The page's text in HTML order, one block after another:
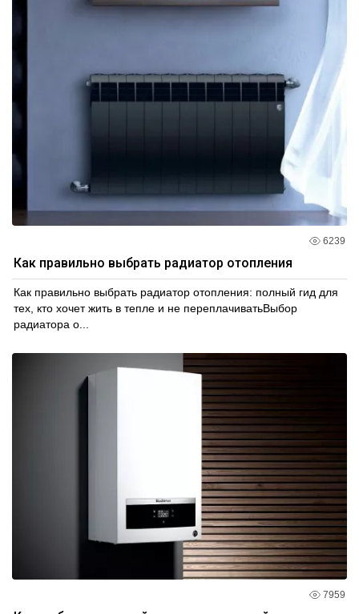
6239
Как правильно выбрать радиатор отопления
Как правильно выбрать радиатор отопления: полный гид для
тех, кто хочет жить в тепле и не переплачиватьВыбор
радиатора о...
7959